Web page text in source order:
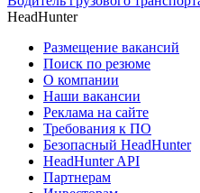
HeadHunter
Размещение вакансий
Поиск по резюме
О компании
Наши вакансии
Реклама на сайте
Требования к ПО
Безопасный HeadHunter
HeadHunter API
Партнерам